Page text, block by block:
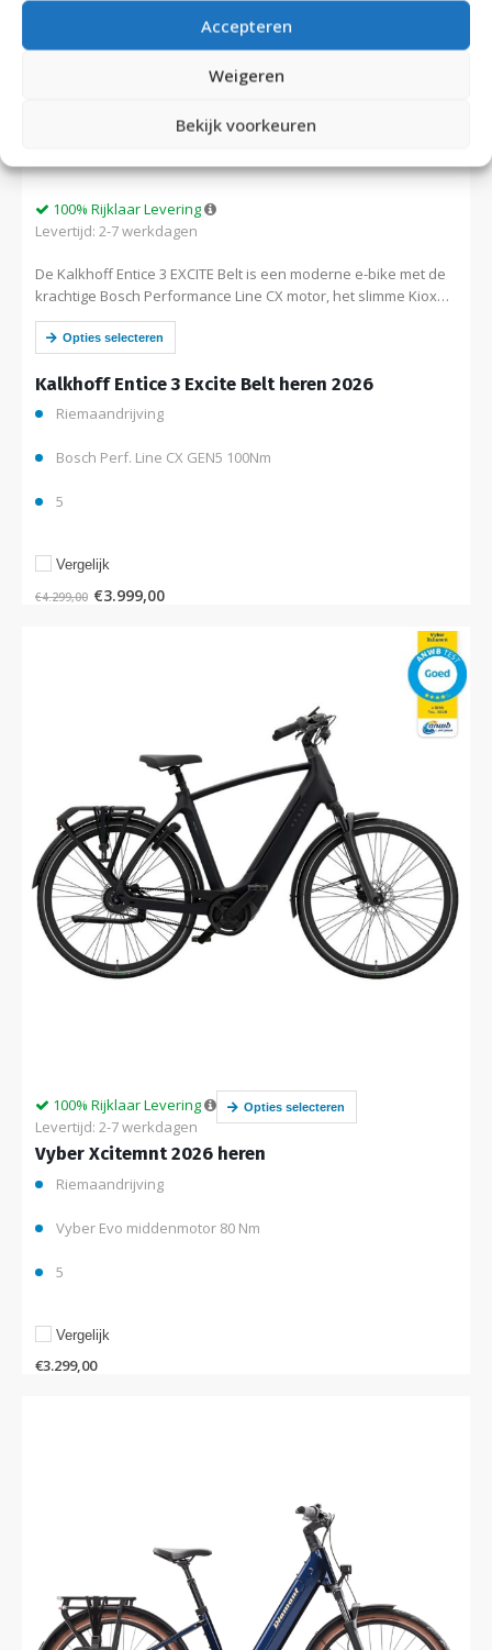
Accepteren
Weigeren
Bekijk voorkeuren
Kalkhoff Entice 3 Excite Belt heren 2026
100% Rijklaar Levering
Levertijd: 2-7 werkdagen
Riemaandrijving
Bosch Perf. Line CX GEN5 100Nm
5
De Kalkhoff Entice 3 EXCITE Belt is een moderne e-bike met de
krachtige Bosch Performance Line CX motor, het slimme Kiox
300 display, een onderhoudsarme riemaandrijving en Shimano
Nexus 5…
€4.299,00 €3.999,00
Opties selecteren
Vergelijk
Vyber Xcitemnt 2026 heren
100% Rijklaar Levering
Levertijd: 2-7 werkdagen
Riemaandrijving
Vyber Evo middenmotor 80 Nm
5
€3.299,00
Opties selecteren
Vergelijk